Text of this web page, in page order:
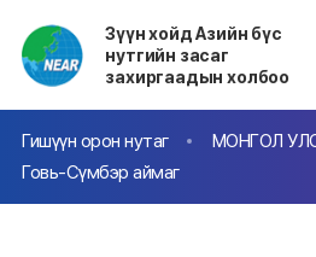
Зүүн хойд Азийн бүс
нутгийн засаг
захиргаадын холбоо
Гишүүн орон нутаг
МОНГОЛ
Говь-Сүмбэр аймаг